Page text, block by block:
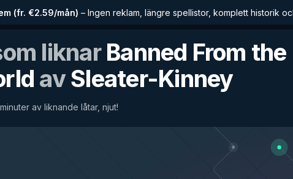
(fr. €2.59/mån) – Ingen reklam, längre spellistor, komplett historik
liknarBanned From the
avSleater-Kinney
av liknande låtar, njut!